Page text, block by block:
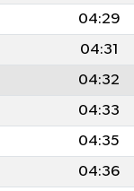
04:29
04:31
04:32
04:33
04:35
04:36